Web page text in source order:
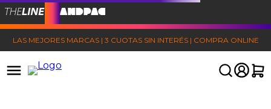
LAS MEJORES MARCAS | 3 CUOTAS SIN INTERÉS | COMPRA ONLINE